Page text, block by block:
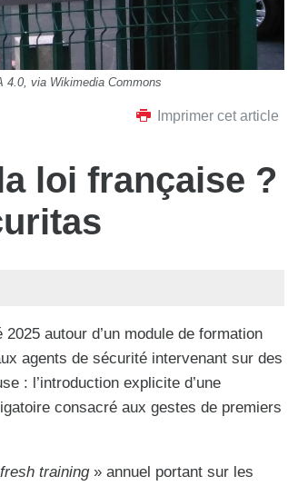
4.0, via Wikimedia Commons
Imprimer cet article
loi française ?
autour d’un module de formation
agents de sécurité intervenant sur des
: l’introduction explicite d’une
consacré aux gestes de premiers
training» annuel portant sur les